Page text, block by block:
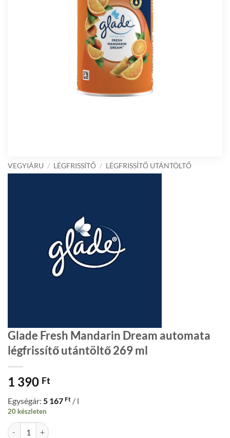
VEGYIÁRU / LÉGFRISSÍTŐ / LÉGFRISSÍTŐ UTÁNTÖLTŐ
Glade Fresh Mandarin Dream automata
légfrissítő utántöltő 269 ml
1 390 Ft
Egységár: 5 167 Ft / l
20 készleten
Glade Fresh Mandarin Dream automata légfrissítő utántöltő 269 ml